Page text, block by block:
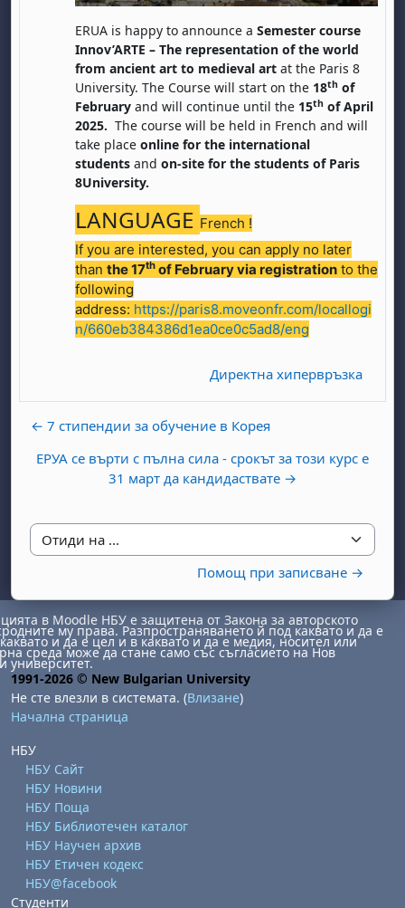
ERUA is happy to announce a Semester coursе
Innov’ARTE – The representation of the world
from ancient art to medieval art at the Paris 8
University. The Course will start on the 18th of
February and will continue until the 15th of April
2025. The course will be held in French and will
take place online for the international
students and on-site for the students of Paris
8University.
LANGUAGE French !
If you are interested, you can apply no later
than the 17th of February via registration to the
following
address: https://paris8.moveonfr.com/locallogi
n/660eb384386d1ea0ce0c5ad8/eng
Директна хипервръзка
← 7 стипендии за обучение в Корея
ЕРУА се върти с пълна сила - срокът за този курс е
31 март да кандидаствате →
Отиди на ...
Помощ при записване →
1 август
неделя, 2 август
8 август
неделя, 9 август
15 август
неделя, 16 август
в Moodle НБУ е защитена от Закона за авторското
му права. Разпространяването й под каквато и да е
и да е цел и в каквато и да е медия, носител или
среда може да стане само със съгласието на Нов
университет.
1991-2026 © New Bulgarian University
Не сте влезли в системата. (Влизане)
Начална страница
НБУ
НБУ Сайт
НБУ Новини
НБУ Поща
НБУ Библиотечен каталог
НБУ Научен архив
НБУ Етичен кодекс
НБУ@facebook
Студенти